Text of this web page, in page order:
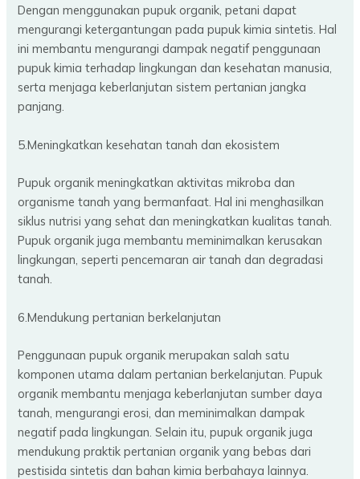
Dengan menggunakan pupuk organik, petani dapat
mengurangi ketergantungan pada pupuk kimia sintetis. Hal
ini membantu mengurangi dampak negatif penggunaan
pupuk kimia terhadap lingkungan dan kesehatan manusia,
serta menjaga keberlanjutan sistem pertanian jangka
panjang.
5.Meningkatkan kesehatan tanah dan ekosistem
Pupuk organik meningkatkan aktivitas mikroba dan
organisme tanah yang bermanfaat. Hal ini menghasilkan
siklus nutrisi yang sehat dan meningkatkan kualitas tanah.
Pupuk organik juga membantu meminimalkan kerusakan
lingkungan, seperti pencemaran air tanah dan degradasi
tanah.
6.Mendukung pertanian berkelanjutan
Penggunaan pupuk organik merupakan salah satu
komponen utama dalam pertanian berkelanjutan. Pupuk
organik membantu menjaga keberlanjutan sumber daya
tanah, mengurangi erosi, dan meminimalkan dampak
negatif pada lingkungan. Selain itu, pupuk organik juga
mendukung praktik pertanian organik yang bebas dari
pestisida sintetis dan bahan kimia berbahaya lainnya.